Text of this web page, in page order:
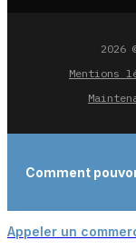
2026
Mentions
Comment
Appeler un